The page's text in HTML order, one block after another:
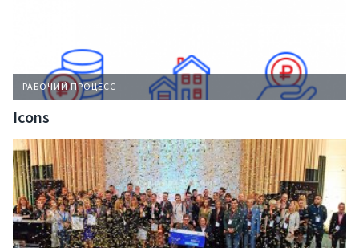
РАБОЧИЙ ПРОЦЕСС
Icons
Запрос коммерческого